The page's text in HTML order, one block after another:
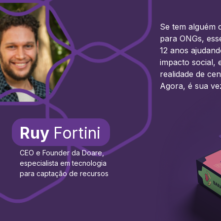
Se tem alguém
para ONGs,
12 anos
impacto social,
realidade de
Agora, é sua
CEO e Founder da Doare,
especialista em tecnologia
para captação de recursos
Ruy Fortini